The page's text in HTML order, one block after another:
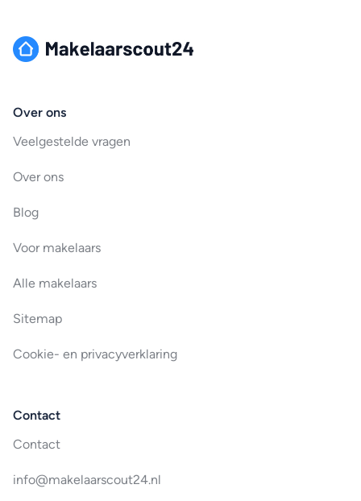
Over ons
Veelgestelde vragen
Over ons
Blog
Voor makelaars
Alle makelaars
Sitemap
Cookie- en privacyverklaring
Contact
Contact
info@makelaarscout24.nl